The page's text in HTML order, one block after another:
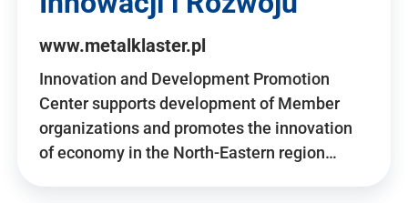
www.metalklaster.pl
Innovation and Development Promotion
Center supports development of Member
organizations and promotes the innovation
of economy in the North-Eastern region…